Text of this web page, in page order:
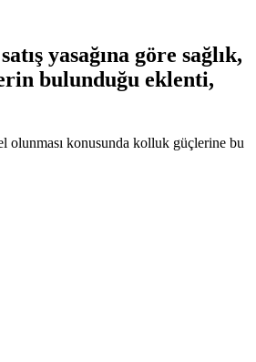
yasağına göre sağlık,
bulunduğu eklenti,
olunması konusunda kolluk güçlerine bu